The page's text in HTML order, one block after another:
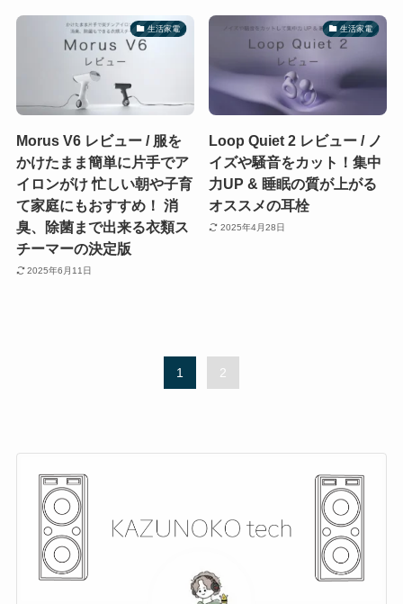
生活家電
Morus V6 レビュー / 服を
かけたまま簡単に片手でア
イロンがけ 忙しい朝や子育
て家庭にもおすすめ！ 消
臭、除菌まで出来る衣類ス
チーマーの決定版
2025年6月11日
生活家電
Loop Quiet 2 レビュー / ノ
イズや騒音をカット！集中
力UP & 睡眠の質が上がる
オススメの耳栓
2025年4月28日
1 2